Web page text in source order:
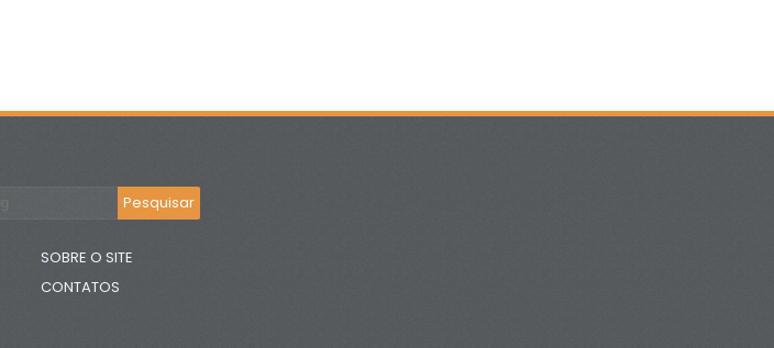
SOBRE O SITE
CONTATOS